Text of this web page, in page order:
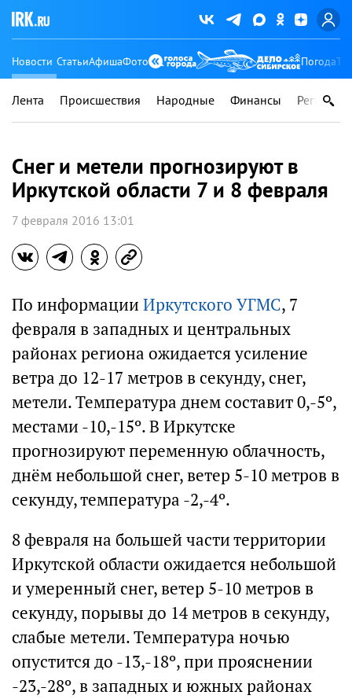
Новости СтатьиАфишаФото Погода
Лента Происшествия Народные Финансы Регионы
Снег и метели прогнозируют в
Иркутской области 7 и 8 февраля
7 февраля 2016 13:01
По информации Иркутского УГМС, 7
февраля в западных и центральных
районах региона ожидается усиление
ветра до 12-17 метров в секунду, снег,
метели. Температура днем составит 0,-5º,
местами -10,-15º. В Иркутске
прогнозируют переменную облачность,
днём небольшой снег, ветер 5-10 метров в
секунду, температура -2,-4º.
8 февраля на большей части территории
Иркутской области ожидается небольшой
и умеренный снег, ветер 5-10 метров в
секунду, порывы до 14 метров в секунду,
слабые метели. Температура ночью
опустится до -13,-18º, при прояснении
-23,-28º, в западных и южных районах